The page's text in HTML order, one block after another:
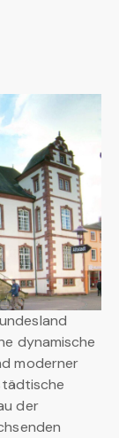
dynamische
moderner
der